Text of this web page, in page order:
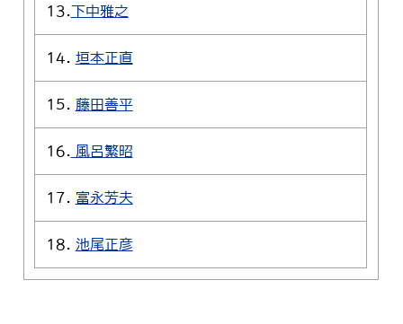
13.下中雅之
14. 垣本正直
15. 藤田善平
16. 風呂繁昭
17. 富永芳夫
18. 池尾正彦